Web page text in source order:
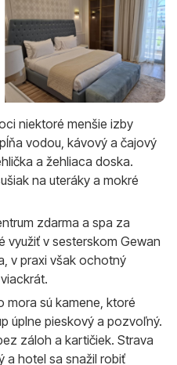
niektoré menšie izby
vodou, kávový a čajový
a žehliaca doska.
na uteráky a mokré
zdarma a spa za
využiť v sesterskom Gewan
v praxi však ochotný
mora sú kamene, ktoré
úplne pieskový a pozvoľný.
záloh a kartičiek. Strava
a hotel sa snažil robiť